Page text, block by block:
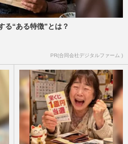
る“ある特徴”とは？
PR(合同会社デジタルファーム )